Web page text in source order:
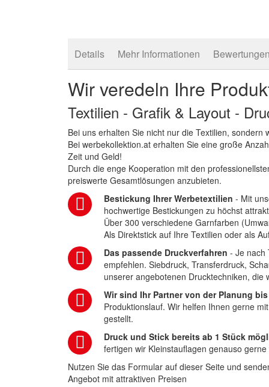
Details Mehr Informationen Bewertungen
Wir veredeln Ihre
Textilien - Grafik & Layout -
Bei uns erhalten Sie nicht nur die Textilien,
Bei werbekollektion.at erhalten Sie eine große
Zeit und Geld!
Durch die enge Kooperation mit den
preiswerte Gesamtlösungen anzubieten.
Bestickung Ihrer Werbetextilien - Mit
hochwertige Bestickungen zu höchst
Über 300 verschiedene Garnfarben
Als Direktstick auf Ihre Textilien oder als
Das passende Druckverfahren - Je nach
empfehlen. Siebdruck, Transferdruck,
unserer angebotenen Drucktechniken,
Wir sind Ihr Partner von der Planung
Produktionslauf. Wir helfen Ihnen gerne
gestellt.
Druck und Stick bereits ab 1 Stück
fertigen wir Kleinstauflagen genauso
Nutzen Sie das Formular auf dieser Seite und
Angebot mit attraktiven Preisen